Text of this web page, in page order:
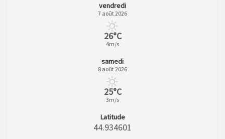
vendredi
7 août 2026
26°C
4m/s
samedi
8 août 2026
25°C
3m/s
Latitude
44.934601